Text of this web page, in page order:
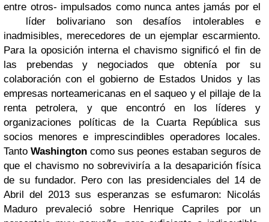
entre otros- impulsados como nunca antes jamás por el
líder bolivariano son desafíos intolerables e
inadmisibles, merecedores de un ejemplar escarmiento.
Para la oposición interna el chavismo significó el fin de
las prebendas y negociados que obtenía por su
colaboración con el gobierno de Estados Unidos y las
empresas norteamericanas en el saqueo y el pillaje de la
renta petrolera, y que encontró en los líderes y
organizaciones políticas de la Cuarta República sus
socios menores e imprescindibles operadores locales.
Tanto Washington como sus peones estaban seguros de
que el chavismo no sobreviviría a la desaparición física
de su fundador. Pero con las presidenciales del 14 de
Abril del 2013 sus esperanzas se esfumaron: Nicolás
Maduro prevaleció sobre Henrique Capriles por un